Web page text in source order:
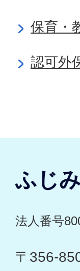
保育・
認可外
ふじ
法人番号
〒356-